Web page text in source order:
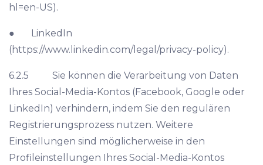
hl=en-US).
● LinkedIn
(https://www.linkedin.com/legal/privacy-policy).
6.2.5 Sie können die Verarbeitung von Daten
Ihres Social-Media-Kontos (Facebook, Google oder
LinkedIn) verhindern, indem Sie den regulären
Registrierungsprozess nutzen. Weitere
Einstellungen sind möglicherweise in den
Profileinstellungen Ihres Social-Media-Kontos